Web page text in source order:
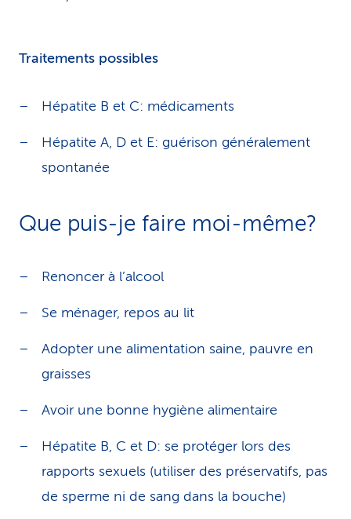
Traitements possibles
Hépatite B et C: médicaments
Hépatite A, D et E: guérison généralement
spontanée
Que puis-je faire moi-même?
Renoncer à l’alcool
Se ménager, repos au lit
Adopter une alimentation saine, pauvre en
graisses
Avoir une bonne hygiène alimentaire
Hépatite B, C et D: se protéger lors des
rapports sexuels (utiliser des préservatifs, pas
de sperme ni de sang dans la bouche)